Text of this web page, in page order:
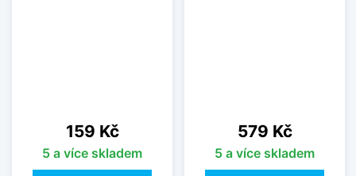
Cena
159 Kč
5 a více skladem
Cena
579 Kč
5 a více skladem